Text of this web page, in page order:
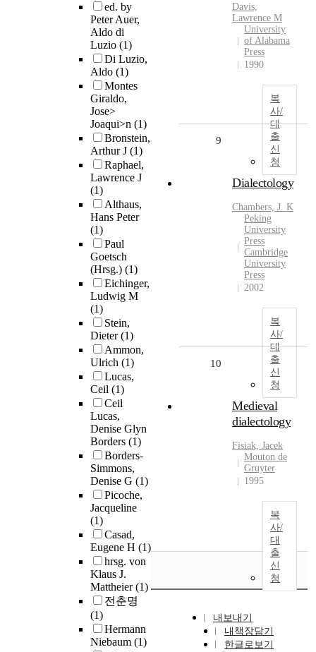
ed. by
Peter Auer,
Aldo di
Luzio (1)
Di Luzio,
Aldo (1)
Montes
Giraldo,
Jose>
Joaqui>n (1)
Bronstein,
Arthur J (1)
Raphael,
Lawrence J
(1)
Althaus,
Hans Peter
(1)
Paul
Goetsch
(Hrsg.) (1)
Eichinger,
Ludwig M
(1)
Stein,
Dieter(1)
Ammon,
Ulrich (1)
Lucas,
Ceil (1)
Ceil
Lucas,
Denise Glyn
Borders (1)
Borders-
Simmons,
Denise G (1)
Picoche,
Jacqueline
(1)
Casad,
Eugene H (1)
hrsg. von
Klaus J.
Mattheier(1)
전춘명
(1)
Hermann
Niebaum (1)
Davis,
Lawrence M
University
of Alabama
Press
1990
복
사/
대
출
신
청
9
Dialectology
Chambers, J. K
Peking
University
Press
Cambridge
University
Press
2002
복
사/
대
출
신
청
10
Medieval
dialectology
Fisiak, Jacek
Mouton de
Gruyter
1995
복
사/
대
출
신
청
내보내기
내책장담기
한글로보기